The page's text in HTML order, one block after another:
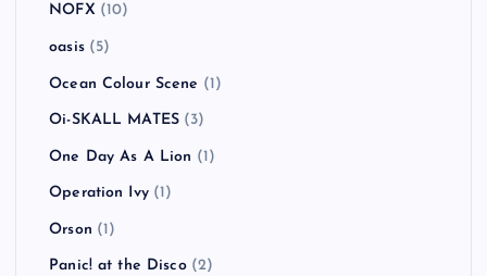
NOFX (10)
oasis(5)
Ocean Colour Scene (1)
Oi-SKALL MATES (3)
One Day As A Lion (1)
Operation Ivy(1)
Orson (1)
Panic! at the Disco(2)